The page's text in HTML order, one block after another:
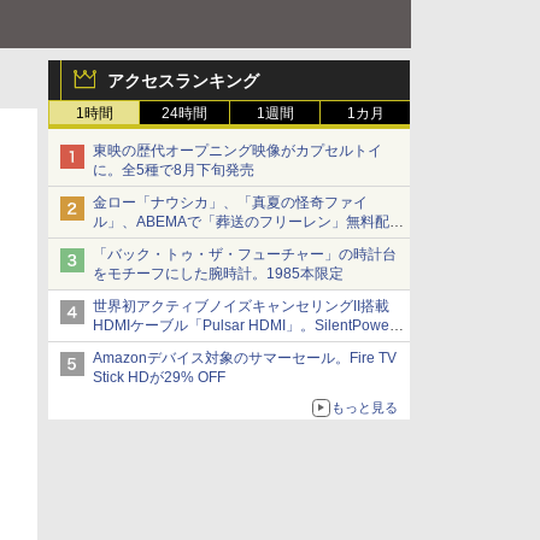
アクセスランキング
1時間 24時間 1週間 1カ月
東映の歴代オープニング映像がカプセルトイ
に。全5種で8月下旬発売
金ロー「ナウシカ」、「真夏の怪奇ファイ
ル」、ABEMAで「葬送のフリーレン」無料配信
など。夏の特番・配信情報
「バック・トゥ・ザ・フューチャー」の時計台
をモチーフにした腕時計。1985本限定
世界初アクティブノイズキャンセリングII搭載
HDMIケーブル「Pulsar HDMI」。SilentPower
から
Amazonデバイス対象のサマーセール。Fire TV
Stick HDが29% OFF
もっと見る